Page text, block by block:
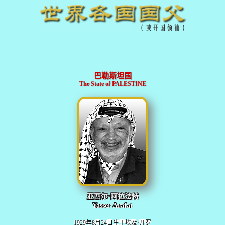
巴勒斯坦国
The State of PALESTINE
亚西尔·阿拉法特
Yasser Arafat
1929年8月24日生于埃及·开罗